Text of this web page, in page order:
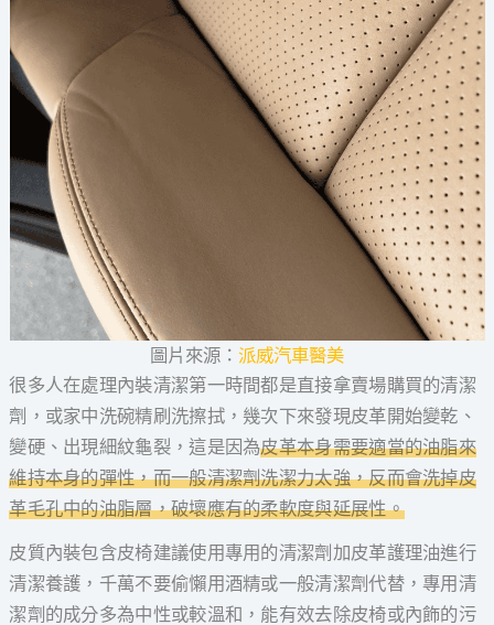
圖片來源： 派威汽車醫美
很多人在處理內裝清潔第一時間都是直接拿賣場購買的清潔
劑，或家中洗碗精刷洗擦拭，幾次下來發現皮革開始變乾、
變硬、出現細紋龜裂，這是因為皮革本身需要適當的油脂來
維持本身的彈性，而一般清潔劑洗潔力太強，反而會洗掉皮
革毛孔中的油脂層，破壞應有的柔軟度與延展性。
皮質內裝包含皮椅建議使用專用的清潔劑加皮革護理油進行
清潔養護，千萬不要偷懶用酒精或一般清潔劑代替，專用清
潔劑的成分多為中性或較溫和，能有效去除皮椅或內飾的污